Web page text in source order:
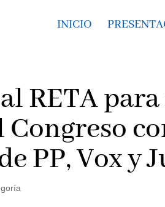
INICIO
RETA
Congreso
PP, Vox y